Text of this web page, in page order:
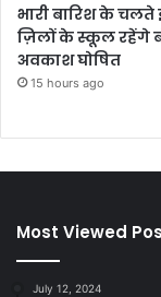
भारी बारिश के चलते
ज़िलों के स्कूल रहेंगे
अवकाश घोषित
15 hours ago
Most Viewed
July 12, 2024